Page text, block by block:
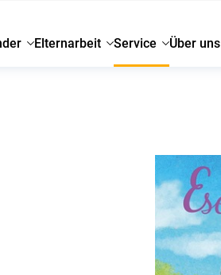
Elternarbeit Service Über uns